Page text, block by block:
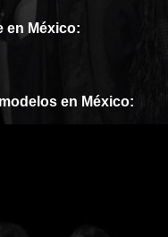
en México:
en México: